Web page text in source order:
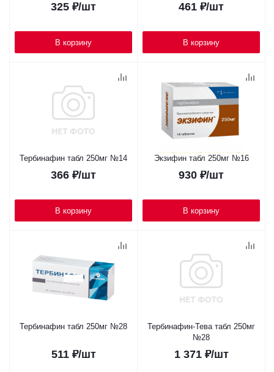
325 ₽/шт
В корзину
461 ₽/шт
В корзину
Тербинафин табл 250мг №14
366 ₽/шт
В корзину
Экзифин табл 250мг №16
930 ₽/шт
В корзину
Тербинафин табл 250мг №28
511₽/шт
Тербинафин-Тева табл 250мг
№28
1 371₽/шт